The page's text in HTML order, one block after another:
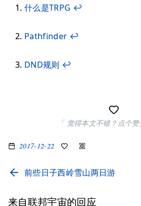
什么是TRPG ↩︎
Pathfinder ↩︎
DND规则 ↩︎
「 觉得本文不错？点个赞
2017-12-22
前些日子西岭雪山两日游
来自联邦宇宙的回应